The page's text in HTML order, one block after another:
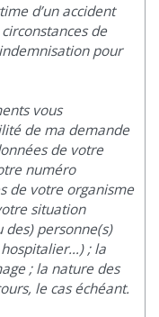
d’un accident
de
pour
vous
de ma demande
de votre
numéro
de votre organisme
situation
des) personne(s)
; la
; la nature des
le cas échéant.